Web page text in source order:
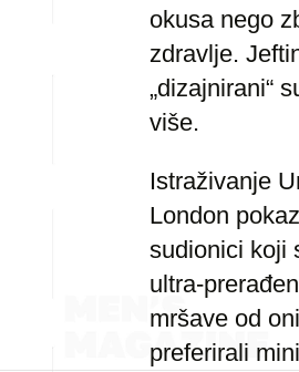
okusa nego
zdravlje.
„dizajnirani“
više.
Istraživanje
London
sudionici koji
ultra-
mršave od
preferirali